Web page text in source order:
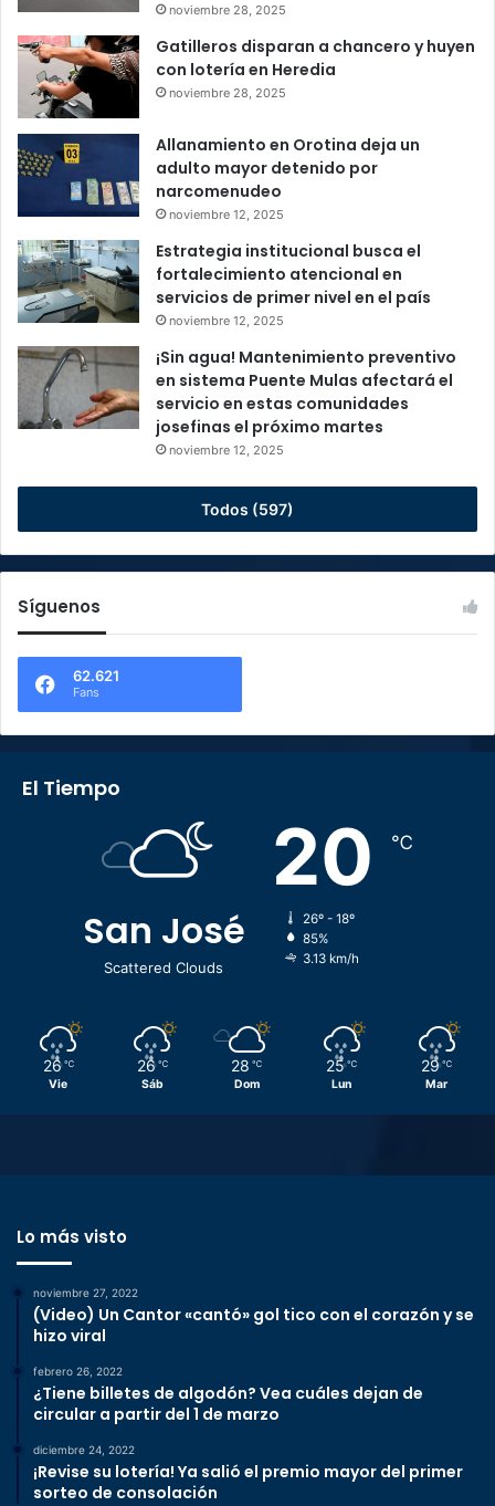
noviembre 28, 2025
Gatilleros disparan a chancero y huyen
con lotería en Heredia
noviembre 28, 2025
Allanamiento en Orotina deja un
adulto mayor detenido por
narcomenudeo
noviembre 12, 2025
Estrategia institucional busca el
fortalecimiento atencional en
servicios de primer nivel en el país
noviembre 12, 2025
¡Sin agua! Mantenimiento preventivo
en sistema Puente Mulas afectará el
servicio en estas comunidades
josefinas el próximo martes
noviembre 12, 2025
Todos (597)
Síguenos
62.621
Fans
El Tiempo
San José
Scattered Clouds
20 ℃
26º - 18º
85%
3.13 km/h
26 ℃
Vie
26 ℃
Sáb
28 ℃
Dom
25 ℃
Lun
29 ℃
Mar
Lo más visto
noviembre 27, 2022
(Video) Un Cantor «cantó» gol tico con el corazón y se
hizo viral
febrero 26, 2022
¿Tiene billetes de algodón? Vea cuáles dejan de
circular a partir del 1 de marzo
diciembre 24, 2022
¡Revise su lotería! Ya salió el premio mayor del primer
sorteo de consolación